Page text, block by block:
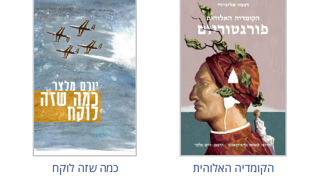
הקומדיה האלוהית כמה שזה לוקח